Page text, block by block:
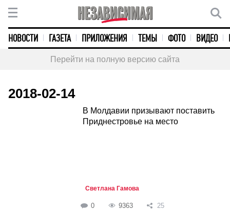
НОВОСТИ ГАЗЕТА ПРИЛОЖЕНИЯ ТЕМЫ ФОТО ВИДЕО
Перейти на полную версию сайта
2018-02-14
В Молдавии призывают поставить
Приднестровье на место
Светлана Гамова
0 9363 25